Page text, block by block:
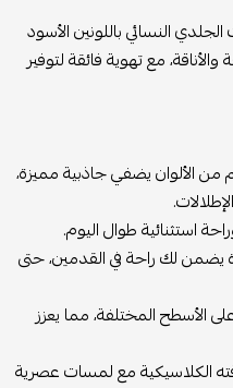
النسائي باللونين الأسود
مع تهوية فائقة لتوفير
من الألوان يضفي جاذبية مميزة،
استثنائية طوال اليوم.
لك راحة في القدمين، حتى
الأسطح المختلفة، مما يعزز
الكلاسيكية مع لمسات عصرية